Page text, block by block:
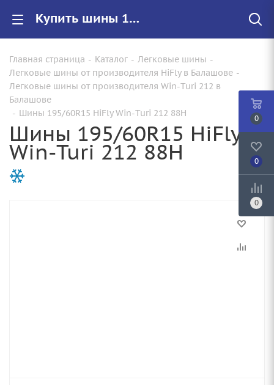
Купить шины 195/60R15 HiFly Win-Turi 212 88H |Арт.300H2013 по цене от 3790.00 руб. в Балашове с доставкой
Главная страница - Каталог - Легковые шины -
Легковые шины от производителя HiFly в Балашове -
Легковые шины от производителя Win-Turi 212 в
Балашове
- Шины 195/60R15 HiFly Win-Turi 212 88H
Шины 195/60R15 HiFly
Win-Turi 212 88H
0
0
0